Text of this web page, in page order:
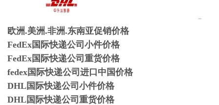
欧洲.美洲.非洲.东南亚促销价格
FedEx国际快递公司小件价格
FedEx国际快递公司重货价格
fedex国际快递公司进口中国价格
DHL国际快递公司小件价格
DHL国际快递公司重货价格